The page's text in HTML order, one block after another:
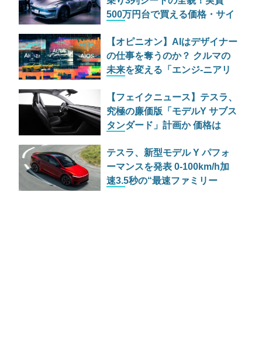
500万円台で買える価格・サイ
スペックを解説
【オピニオン】AIはデザイナー
の仕事を奪うのか？ クルマの
未来を変える「エンジ-ニアリ
【フェイクニュース】テスラ、
究極の廉価版「モデルY サブス
タンダード」計画か 価格は
テスラ、新型モデル Y パフォ
ーマンスを発表 0-100km/h加
速3.5秒の“最速ファミリー